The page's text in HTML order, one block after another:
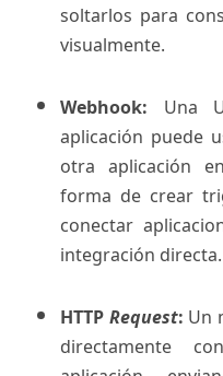
soltarlos para
visualmente.
Webhook: Una
aplicación puede
otra aplicación
forma de crear
conectar
integración directa.
HTTP Request: Un
directamente